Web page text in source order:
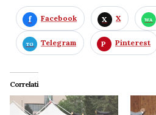
Facebook X
Telegram Pinterest
Correlati